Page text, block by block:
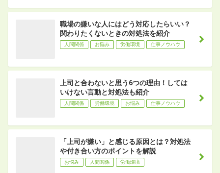
職場の嫌いな人にはどう対応したらいい？
関わりたくないときの対処法を紹介
人間関係 お悩み 労働環境 仕事ノウハウ
上司と合わないと思う6つの理由！しては
いけない言動と対処法も紹介
人間関係 労働環境 お悩み 仕事ノウハウ
「上司が嫌い」と感じる原因とは？対処法
や付き合い方のポイントを解説
お悩み 人間関係 労働環境